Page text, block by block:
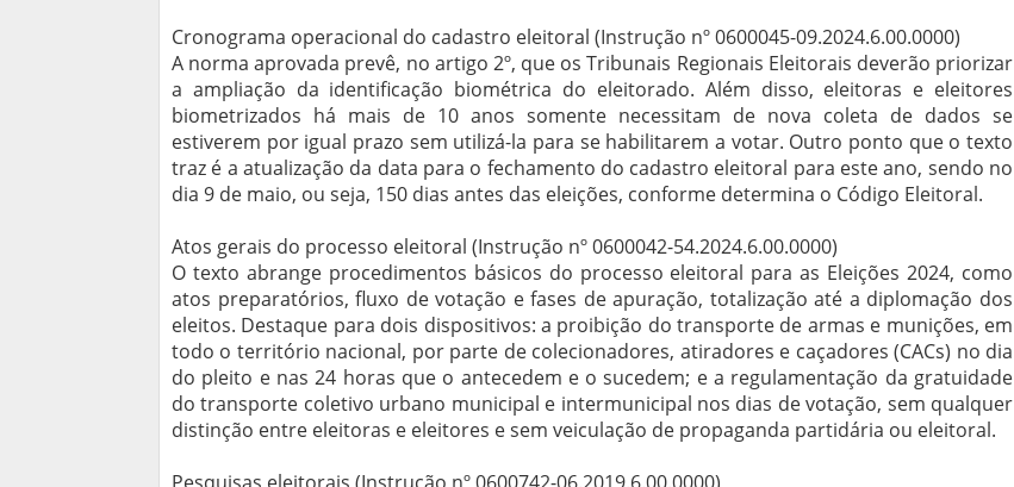
Cronograma operacional do cadastro eleitoral (Instrução nº 0600045-09.2024.6.00.0000)
A norma aprovada prevê, no artigo 2º, que os Tribunais Regionais Eleitorais deverão priorizar
a ampliação da identificação biométrica do eleitorado. Além disso, eleitoras e eleitores
biometrizados há mais de 10 anos somente necessitam de nova coleta de dados se
estiverem por igual prazo sem utilizá-la para se habilitarem a votar. Outro ponto que o texto
traz é a atualização da data para o fechamento do cadastro eleitoral para este ano, sendo no
dia 9 de maio, ou seja, 150 dias antes das eleições, conforme determina o Código Eleitoral.
Atos gerais do processo eleitoral (Instrução nº 0600042-54.2024.6.00.0000)
O texto abrange procedimentos básicos do processo eleitoral para as Eleições 2024, como
atos preparatórios, fluxo de votação e fases de apuração, totalização até a diplomação dos
eleitos. Destaque para dois dispositivos: a proibição do transporte de armas e munições, em
todo o território nacional, por parte de colecionadores, atiradores e caçadores (CACs) no dia
do pleito e nas 24 horas que o antecedem e o sucedem; e a regulamentação da gratuidade
do transporte coletivo urbano municipal e intermunicipal nos dias de votação, sem qualquer
distinção entre eleitoras e eleitores e sem veiculação de propaganda partidária ou eleitoral.